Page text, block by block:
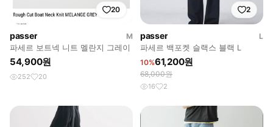
20
passer
M
파세르 보트넥 니트 멜란지 그레이
54,900원
252 20
2
passer
L
파세르 백포켓 슬랙스 블랙 L
10%61,200원
68,000원
16 2